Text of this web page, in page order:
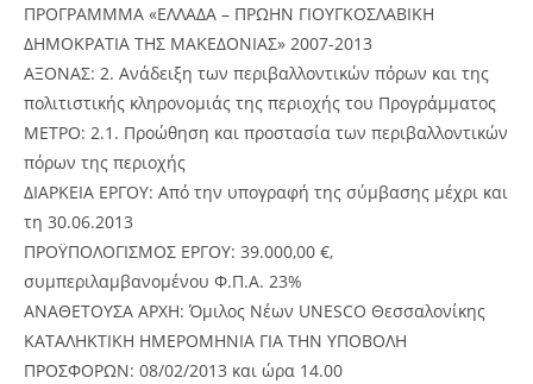
ΠΡΟΓΡΑΜΜΜΑ «ΕΛΛΑΔΑ – ΠΡΩΗΝ ΓΙΟΥΓΚΟΣΛΑΒΙΚΗ
ΔΗΜΟΚΡΑΤΙΑ ΤΗΣ ΜΑΚΕΔΟΝΙΑΣ» 2007-2013
ΑΞΟΝΑΣ: 2. Ανάδειξη των περιβαλλοντικών πόρων και της
πολιτιστικής κληρονομιάς της περιοχής του Προγράμματος
ΜΕΤΡΟ: 2.1. Προώθηση και προστασία των περιβαλλοντικών
πόρων της περιοχής
ΔΙΑΡΚΕΙΑ ΕΡΓΟΥ: Από την υπογραφή της σύμβασης μέχρι και
τη 30.06.2013
ΠΡΟΫΠΟΛΟΓΙΣΜΟΣ ΕΡΓΟΥ: 39.000,00 €,
συμπεριλαμβανομένου Φ.Π.Α. 23%
ΑΝΑΘΕΤΟΥΣΑ ΑΡΧΗ: Όμιλος Νέων UNESCO Θεσσαλονίκης
ΚΑΤΑΛΗΚΤΙΚΗ ΗΜΕΡΟΜΗΝΙΑ ΓΙΑ ΤΗΝ ΥΠΟΒΟΛΗ
ΠΡΟΣΦΟΡΩΝ: 08/02/2013 και ώρα 14.00